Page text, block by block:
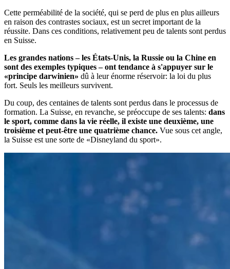
Cette perméabilité de la société, qui se perd de plus en plus ailleurs
en raison des contrastes sociaux, est un secret important de la
réussite. Dans ces conditions, relativement peu de talents sont perdus
en Suisse.
Les grandes nations – les États-Unis, la Russie ou la Chine en
sont des exemples typiques – ont tendance à s'appuyer sur le
«principe darwinien» dû à leur énorme réservoir: la loi du plus
fort. Seuls les meilleurs survivent.
Du coup, des centaines de talents sont perdus dans le processus de
formation. La Suisse, en revanche, se préoccupe de ses talents: dans
le sport, comme dans la vie réelle, il existe une deuxième, une
troisième et peut-être une quatrième chance. Vue sous cet angle,
la Suisse est une sorte de «Disneyland du sport».